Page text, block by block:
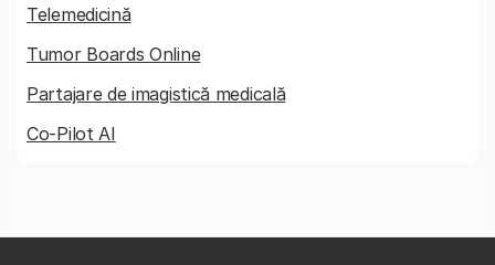
Telemedicină
Tumor Boards Online
Partajare de imagistică medicală
Co-Pilot AI